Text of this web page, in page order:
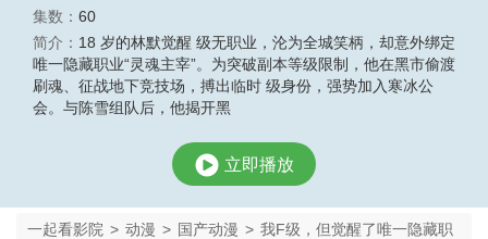
集数： 60
简介： 18 岁的林默觉醒 级无职业，沦为全城笑柄，却意外绑定
唯一隐藏职业“灵魂主宰”。为突破副本等级限制，他在黑市偷渡
刷魂、征战地下竞技场，搏出临时 级身份，强势加入寒冰公
会。与陈雪组队后，他揭开黑
立即播放
一起看影院 > 动漫 > 国产动漫 > 我F级，但觉醒了唯一隐藏职